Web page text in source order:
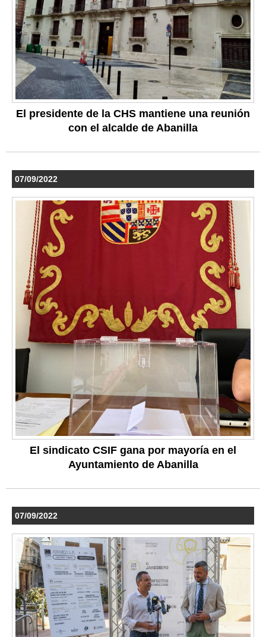
El presidente de la CHS mantiene una reunión
con el alcalde de Abanilla
07/09/2022
El sindicato CSIF gana por mayoría en el
Ayuntamiento de Abanilla
07/09/2022